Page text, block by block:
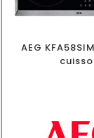
AEG